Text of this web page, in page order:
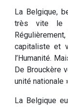
La Belgique,
très vite le
capitaliste et
l’Humanité.
De Brouckère
unité nationale
La Belgique